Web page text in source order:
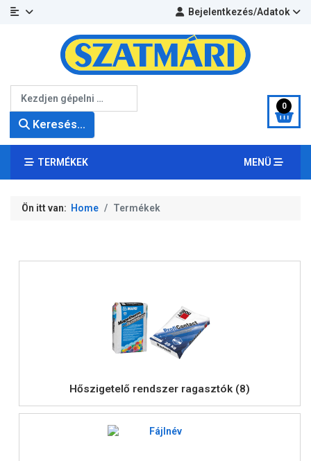
Bejelentkezés/Adatok
Keresés...
0
TERMÉKEK MENÜ
Ön itt van: Home Termékek
Hőszigetelő rendszer ragasztók (8)